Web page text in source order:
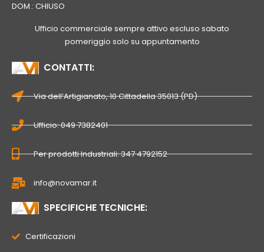
DOM.: CHIUSO
Ufficio commerciale sempre attivo escluso sabato
pomeriggio solo su appuntamento
CONTATTI:
Via dell’Artigianato, 10 Cittadella 35013 (PD)
Ufficio: 049 7382401
Per prodotti Industriali: 347 4792152
info@novamar.it
SPECIFICHE TECNICHE:
Certificazioni